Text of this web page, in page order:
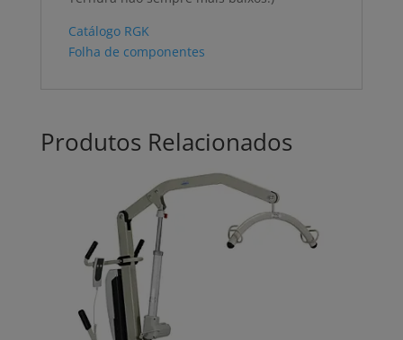
Catálogo RGK
Folha de componentes
Produtos Relacionados